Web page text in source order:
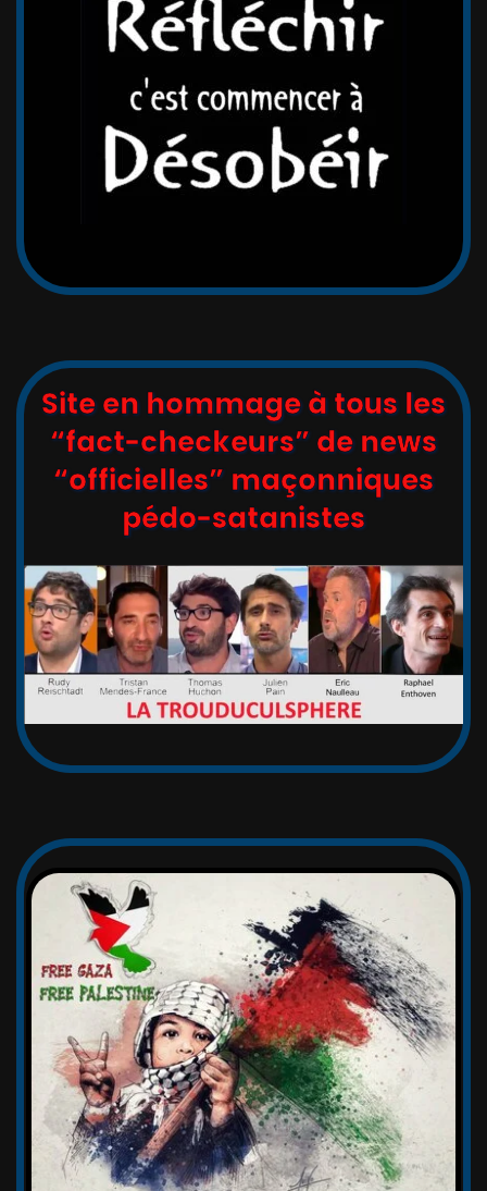
Site en hommage à tous les
“fact-checkeurs” de news
“officielles” maçonniques
pédo-satanistes